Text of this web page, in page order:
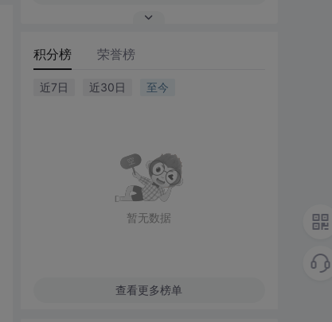
积分榜 荣誉榜
近7日 近30日 至今
暂无数据
查看更多榜单